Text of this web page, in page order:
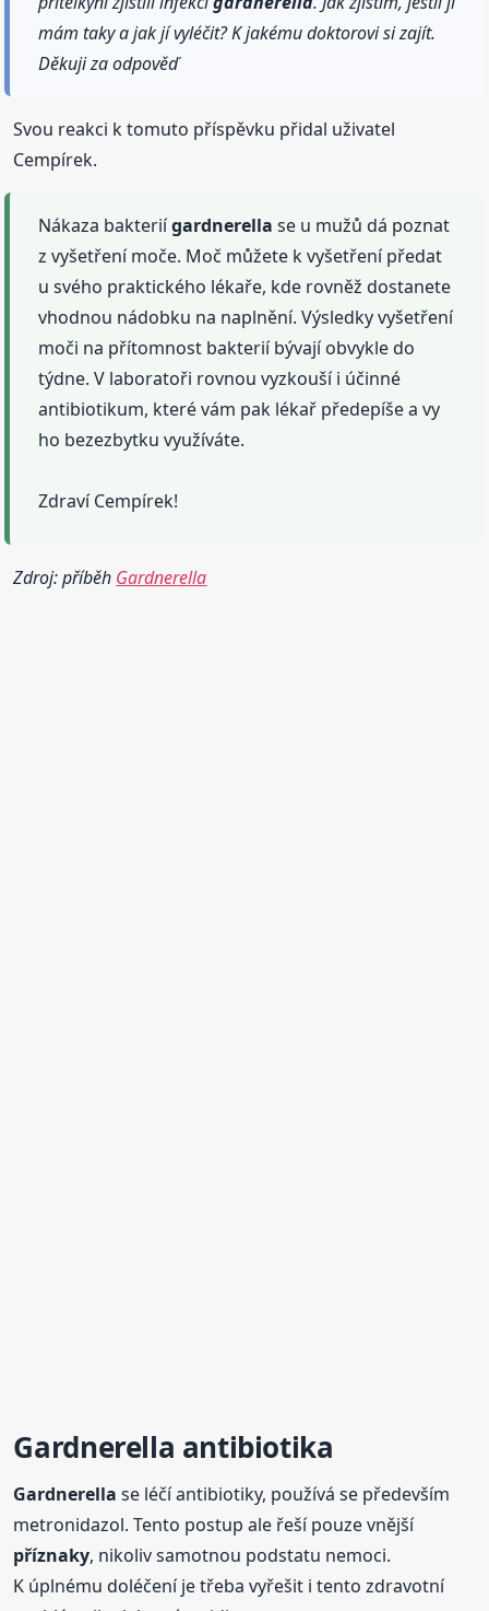
mám taky a jak jí vyléčit? K jakému doktorovi si zajít.
Děkuji za odpověď
Svou reakci k tomuto příspěvku přidal uživatel
Cempírek.
Nákaza bakteriígardnerella se u mužů dá poznat
z vyšetření moče. Moč můžete k vyšetření předat
u svého praktického lékaře, kde rovněž dostanete
vhodnou nádobku na naplnění. Výsledky vyšetření
moči na přítomnost bakterií bývají obvykle do
týdne. V laboratoři rovnou vyzkouší i účinné
antibiotikum, které vám pak lékař předepíše a vy
ho bezezbytku využíváte.
Zdraví Cempírek!
Zdroj: příběh Gardnerella
Gardnerella antibiotika
Gardnerella se léčí antibiotiky, používá se především
metronidazol. Tento postup ale řeší pouze vnější
příznaky, nikoliv samotnou podstatu nemoci.
K úplnému doléčení je třeba vyřešit i tento zdravotní